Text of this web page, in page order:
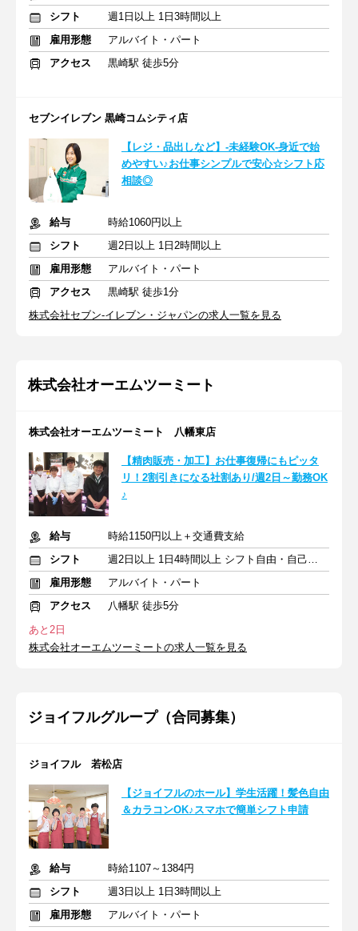
シフト
週1日以上 1日3時間以上
雇用形態
アルバイト・パート
アクセス
黒崎駅 徒歩5分
セブンイレブン 黒崎コムシティ店
【レジ・品出しなど】-未経験OK-身近で始
めやすい♪お仕事シンプルで安心☆シフト応
相談◎
給与
時給1060円以上
シフト
週2日以上 1日2時間以上
雇用形態
アルバイト・パート
アクセス
黒崎駅 徒歩1分
株式会社セブン-イレブン・ジャパンの求人一覧を見る
株式会社オーエムツーミート
株式会社オーエムツーミート 八幡東店
【精肉販売・加工】お仕事復帰にもピッタ
リ！2割引きになる社割あり/週2日～勤務OK
♪
給与
時給1150円以上＋交通費支給
シフト
週2日以上 1日4時間以上 シフト自由・自己申告
雇用形態
アルバイト・パート
アクセス
八幡駅 徒歩5分
あと2日
株式会社オーエムツーミートの求人一覧を見る
ジョイフルグループ（合同募集）
ジョイフル 若松店
【ジョイフルのホール】学生活躍！髪色自由
＆カラコンOK♪スマホで簡単シフト申請
給与
時給1107～1384円
シフト
週3日以上 1日3時間以上
雇用形態
アルバイト・パート